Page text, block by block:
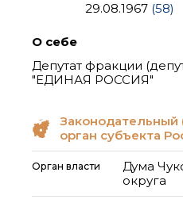
29.08.1967 (58)
О себе
Депутат фракции
"ЕДИНАЯ РОССИЯ"
Законодательный
орган субъекта
Орган власти
Дума
округа